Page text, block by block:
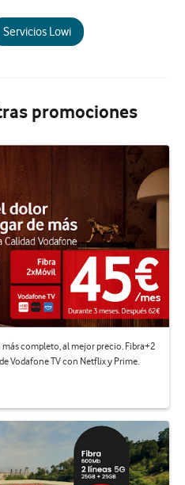
Servicios Lowi
promociones
completo, al mejor precio. Fibra+2
Vodafone TV con Netflix y Prime.